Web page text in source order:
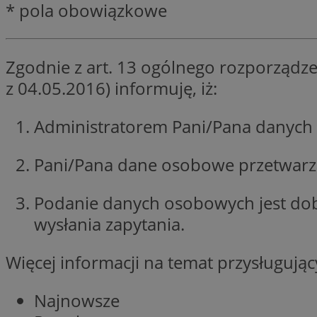
* pola obowiązkowe
Zgodnie z art. 13 ogólnego
z 04.05.2016) informuję, iż:
Administratorem Pani/Pana
Pani/Pana dane osobowe
Podanie danych osobowych jest
wysłania zapytania.
Więcej informacji na temat
Najnowsze
__cf_bm
suid
INGRESSCOOKIE
euds